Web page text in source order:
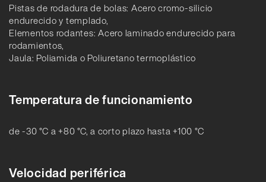
Pistas de rodadura de bolas: Acero cromo-silicio
endurecido y templado,
Elementos rodantes: Acero laminado endurecido para
rodamientos,
Jaula: Poliamida o Poliuretano termoplástico
Temperatura de funcionamiento
de -30 °C a +80 °C, a corto plazo hasta +100 °C
Velocidad periférica